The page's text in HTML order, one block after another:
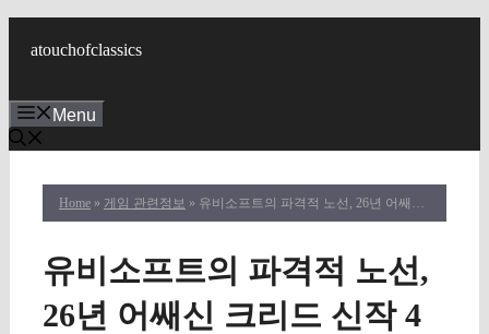
건
너
atouchofclassics
Menu
Home » 게임 관련정보 » 유비소프트의 파격적 노선, 26년 어쌔신 크리드 신작 4종 공개
유비소프트의 파격적 노선,
26년 어쌔신 크리드 신작 4